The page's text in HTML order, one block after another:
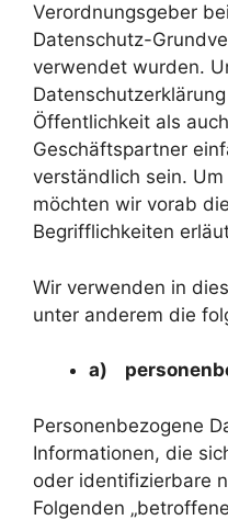
Verordnungsgeber
Datenschutz-
verwendet wurden.
Öffentlichkeit als
Geschäftspartner
verständlich sein.
möchten wir vorab
Begrifflichkeiten
Wir verwenden in
unter anderem die
a)
Personenbezogene
Informationen, die
oder identifizierbare
Folgenden